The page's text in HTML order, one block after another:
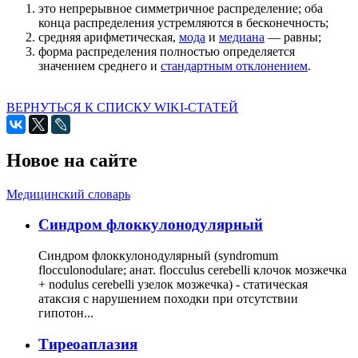
это непрерывное симметричное распределение; оба
конца распределения устремляются в бесконечность;
средняя арифметическая, мода и медиана — равны;
форма распределения полностью определяется
значением среднего и стандартным отклонением.
ВЕРНУТЬСЯ К СПИСКУ WIKI-СТАТЕЙ
Новое на сайте
Медицинский словарь
Cиндром флоккулонодулярный
Синдром флоккулонодулярный (syndromum
flocculonodulare; анат. flocculus cerebelli клочок мозжечка
+ nodulus cerebelli узелок мозжечка) - статическая
атаксия с нарушением походки при отсутствии
гипотон...
Тиреоаплазия